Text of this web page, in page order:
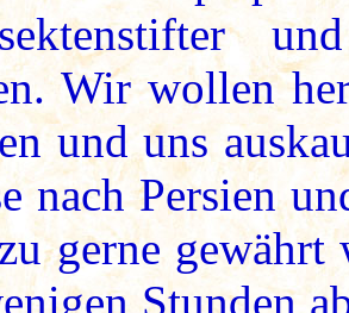
Wir wollen
und uns
nach Persien
gerne
Stunden